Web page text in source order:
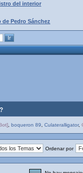
del interior
Pedro Sánchez
boqueron 89 Culateralligator,
Ordenar por